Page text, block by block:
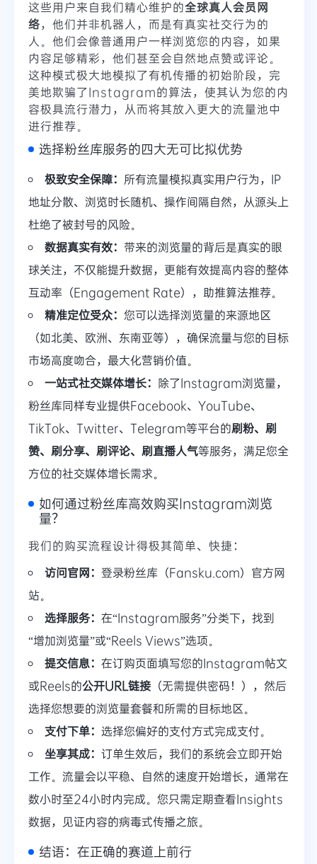
这些用户来自我们精心维护的全球真人会员网
络，他们并非机器人，而是有真实社交行为的
人。他们会像普通用户一样浏览您的内容，如果
内容足够精彩，他们甚至会自然地点赞或评论。
这种模式极大地模拟了有机传播的初始阶段，完
美地欺骗了Instagram的算法，使其认为您的内
容极具流行潜力，从而将其放入更大的流量池中
进行推荐。
选择粉丝库服务的四大无可比拟优势
极致安全保障： 所有流量模拟真实用户行为，IP
地址分散、浏览时长随机、操作间隔自然，从源头上
杜绝了被封号的风险。
数据真实有效： 带来的浏览量的背后是真实的眼
球关注，不仅能提升数据，更能有效提高内容的整体
互动率（Engagement Rate），助推算法推荐。
精准定位受众： 您可以选择浏览量的来源地区
（如北美、欧洲、东南亚等），确保流量与您的目标
市场高度吻合，最大化营销价值。
一站式社交媒体增长： 除了Instagram浏览量，
粉丝库同样专业提供Facebook、YouTube、
TikTok、Twitter、Telegram等平台的刷粉、刷
赞、刷分享、刷评论、刷直播人气等服务，满足您全
方位的社交媒体增长需求。
如何通过粉丝库高效购买Instagram浏览
量？
我们的购买流程设计得极其简单、快捷：
访问官网： 登录粉丝库（Fansku.com）官方网
站。
选择服务： 在“Instagram服务”分类下，找到
“增加浏览量”或“Reels Views”选项。
提交信息： 在订购页面填写您的Instagram帖文
或Reels的公开URL链接 （无需提供密码！），然后
选择您想要的浏览量套餐和所需的目标地区。
支付下单： 选择您偏好的支付方式完成支付。
坐享其成： 订单生效后，我们的系统会立即开始
工作。流量会以平稳、自然的速度开始增长，通常在
数小时至24小时内完成。您只需定期查看Insights
数据，见证内容的病毒式传播之旅。
结语：在正确的赛道上前行